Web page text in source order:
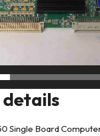
ils
Single Board